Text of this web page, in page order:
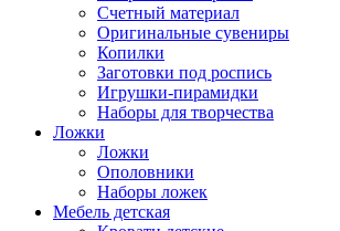
Счетный материал
Оригинальные сувениры
Копилки
Заготовки под роспись
Игрушки-пирамидки
Наборы для творчества
Ложки
Ложки
Ополовники
Наборы ложек
Мебель детская